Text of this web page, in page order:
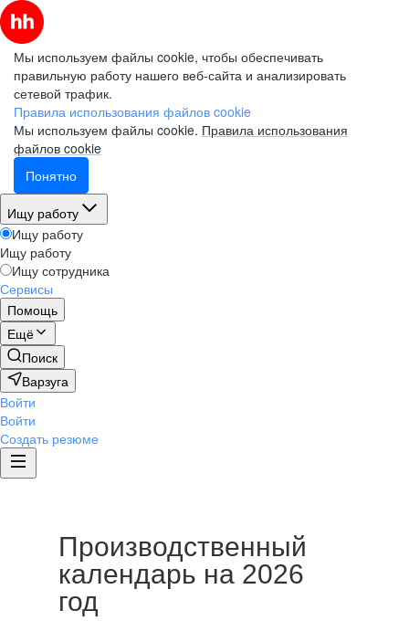
Мы используем файлы cookie, чтобы обеспечивать
правильную работу нашего веб-сайта и анализировать
сетевой трафик.
Правила использования файлов cookie
Мы используем файлы cookie. Правила использования
файлов cookie
Понятно
Ищу работу
Ищу работу
Ищу работу
Ищу сотрудника
Сервисы
Помощь
Ещё
Поиск
Варзуга
Войти
Войти
Создать резюме
Производственный
календарь на 2026
год